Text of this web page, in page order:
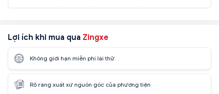
Lợi ích khi mua qua Zingxe
Không giới hạn miễn phí lái thử
Rõ ràng xuất xứ nguồn gốc của phương tiện